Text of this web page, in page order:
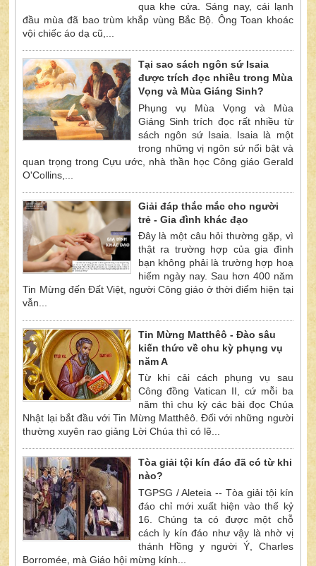
qua khe cửa. Sáng nay, cái lạnh
đầu mùa đã bao trùm khắp vùng Bắc Bộ. Ông Toan khoác
vội chiếc áo dạ cũ,...
Tại sao sách ngôn sứ Isaia
được trích đọc nhiều trong Mùa
Vọng và Mùa Giáng Sinh?
Phụng vụ Mùa Vọng và Mùa
Giáng Sinh trích đọc rất nhiều từ
sách ngôn sứ Isaia. Isaia là một
trong những vị ngôn sứ nổi bật và
quan trọng trong Cựu ước, nhà thần học Công giáo Gerald
O'Collins,...
Giải đáp thắc mắc cho người
trẻ - Gia đình khác đạo
Đây là một câu hỏi thường gặp, vì
thật ra trường hợp của gia đình
bạn không phải là trường hợp hoạ
hiếm ngày nay. Sau hơn 400 năm
Tin Mừng đến Đất Việt, người Công giáo ở thời điểm hiện tại
vẫn...
Tin Mừng Matthêô - Đào sâu
kiến thức về chu kỳ phụng vụ
năm A
Từ khi cải cách phụng vụ sau
Công đồng Vatican II, cứ mỗi ba
năm thì chu kỳ các bài đọc Chúa
Nhật lại bắt đầu với Tin Mừng Matthêô. Đối với những người
thường xuyên rao giảng Lời Chúa thì có lẽ...
Tòa giải tội kín đáo đã có từ khi
nào?
TGPSG / Aleteia -- Tòa giải tội kín
đáo chỉ mới xuất hiện vào thế kỷ
16. Chúng ta có được một chỗ
cách ly kín đáo như vậy là nhờ vị
thánh Hồng y người Ý, Charles
Borromée, mà Giáo hội mừng kính...